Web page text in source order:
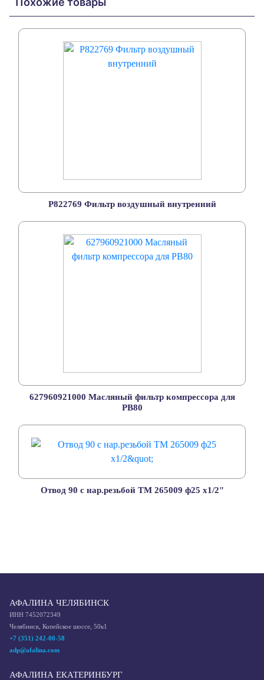
P822769 Фильтр воздушный внутренний
627960921000 Масляный фильтр компрессора для
PB80
Отвод 90 с нар.резьбой TM 265009 ф25 х1/2"
АФАЛИНА ЧЕЛЯБИНСК
ИНН 7452072349
Челябинск, Копейское шоссе, 50к1
+7 (351) 242-00-58
adp@afalina.com
АФАЛИНА ЕКАТЕРИНБУРГ